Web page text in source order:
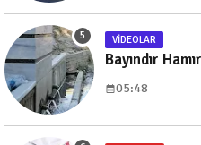
VIDEOLAR
Bayındır
05:48